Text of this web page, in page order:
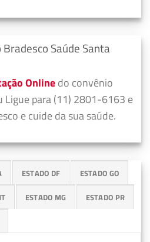
Saúde Santa
Onlinedo convênio
Ligue para (11) 2801-6163 e
e cuide da sua saúde.
ESTADO DF ESTADO GO
ESTADO MG ESTADO PR